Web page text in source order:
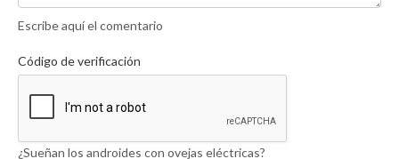
Escribe aquí el comentario
Código de verificación
¿Sueñan los androides con ovejas eléctricas?